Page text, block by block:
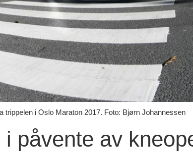
trippelen i Oslo Maraton 2017. Foto: Bjørn Johannessen
påvente av